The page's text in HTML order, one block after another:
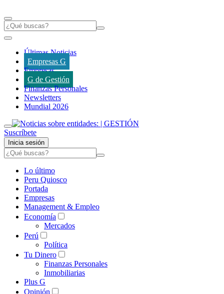
Últimas Noticias
Empresas G
Empresas
G de Gestión
Finanzas Personales
Newsletters
Mundial 2026
Suscríbete
Inicia sesión
Lo último
Peru Quiosco
Portada
Empresas
Management & Empleo
Economía
Mercados
Perú
Política
Tu Dinero
Finanzas Personales
Inmobiliarias
Plus G
Opinión